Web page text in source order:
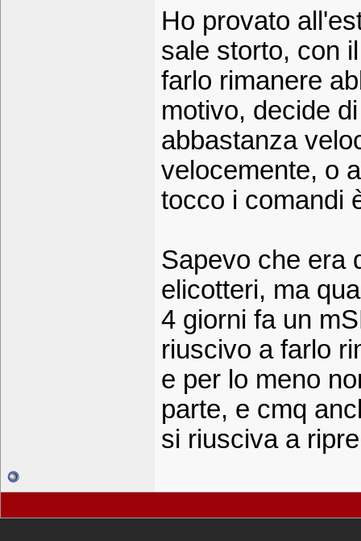
Ho provato
sale storto, con
farlo rimanere
motivo, decide
abbastanza
velocemente, o
tocco i comandi
Sapevo che era
elicotteri, ma
4 giorni fa un
riuscivo a farlo
e per lo meno
parte, e cmq
si riusciva a